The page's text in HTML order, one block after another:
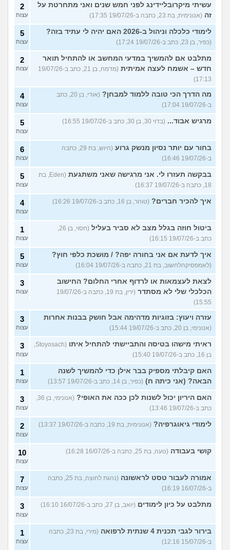
עשיתי מיקרובליידינג לפני חמש שנים ואני מתחרטת על
זה (אנונימית, בת 23, כתבה ב-19/07/26 17:35)
2
עצות
לימודי כלכלה וניהול ב-2026 האם יהיה לי עתיד בזה?
(כפיר, בן 23, כתב ב-19/07/26 17:24)
5
עצות
מתלבט אם להמשיך במדעי המחשב או להתחיל תואר
חדש – אשמח לעצה אמיתית
(מדמח, בן 21, כתב ב-19/07/26
17:13)
2
עצות
מה הדרך הכי טובה ללמוד למבחן?
(אודי, בן 20, כתב
ב-19/07/26 17:04)
4
עצות
מרגיש אבוד... (בדוי 30, בן 30, כתב ב-19/07/26 16:55) 5
עצות
בחור עם יותר נסיון מנשק גרוע
(היוש, בת 29, כתבה
ב-19/07/26 16:46)
6
עצות
בבקשה תעזרו לי. אני מרגישה שאני משתגעת
(Eden, בת
18, כתבה ב-19/07/26 16:37)
5
עצות
איך להכיר חברים? (טוהר, בן 16, כתב ב-19/07/26 16:26) 4
עצות
ביטול חוזה בגלל מצב לא סביר בעליל
(חסוי, בן 26,
כתב ב-19/07/26 16:15)
1
עצות
איך לדעת אם אני בחורה יפה? / מושכת כלפי חוץ?
(לאמפסיקהלחשוב, בת 21, כתבה ב-19/07/26 16:04)
5
עצות
לצאת לעצמאות או לרדוף אחרי החלום? החישוב
הכלכלי שלי לא מסתדר
(ירין, בת 19, כתבה ב-19/07/26
15:55)
3
עצות
עזרה ויעוץ: בזוגיות מדהימה אבל חושק בבנות אחרות
(אנונימי, בן 20, כתב ב-19/07/26 15:44)
3
עצות
ראיתי מישהו בטיסה והתביישתי להתחיל איתו
(Stoyosach,
בן 16, כתב ב-19/07/26 15:40)
3
עצות
האם קיבלתי מספיק בבר אילן כדי להמשיך לשנה
הבאה? (אני כיתה ח) (כפיר, בן 14, כתב ב-19/07/26 13:57)
1
עצות
האם היריון יכול לשנות לכן ככה את האופי?
(אנונימי, בן 36,
כתב ב-19/07/26 13:46)
3
עצות
לימודי גיאוגרפיה? (אנונימית, בת 19, כתבה ב-19/07/26 13:37) 2
עצות
קושי בעבודה (נועה, בת 25, כתבה ב-16/07/26 16:28) 10
עצות
אמורה לעבור טסט לראשונה
(נהגת לחוצה, בת 25, כתבה
ב-16/07/26 16:19)
7
עצות
מתלבט על כיון לימודים (יואב, בן 27, כתב ב-16/07/26 16:10) 3
עצות
בירור לגבי תכנית 4 שנתית לרפואה
(מירי, בת 23, כתבה
ב-15/07/26 12:16)
1
עצות